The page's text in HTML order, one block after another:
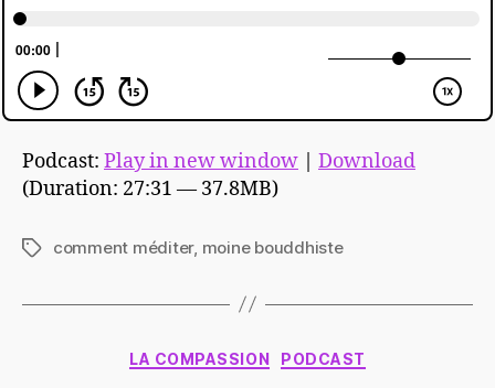
Podcast: Play in new window | Download
(Duration: 27:31 — 37.8MB)
Étiquettes
comment méditer, moine bouddhiste
Catégories
LA COMPASSION PODCAST